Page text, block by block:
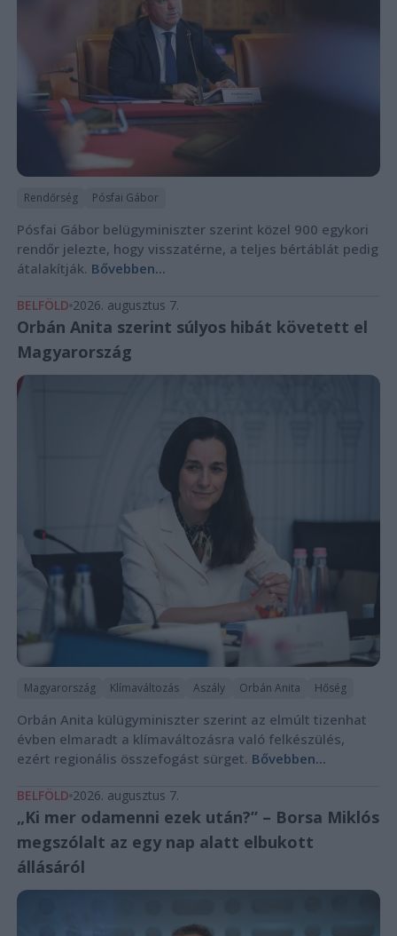
Rendőrség Pósfai Gábor
Pósfai Gábor belügyminiszter szerint közel 900 egykori
rendőr jelezte, hogy visszatérne, a teljes bértáblát pedig
átalakítják. Bővebben...
BELFÖLD 2026. augusztus 7.
Orbán Anita szerint súlyos hibát követett el
Magyarország
Magyarország Klímaváltozás Aszály Orbán Anita Hőség
Orbán Anita külügyminiszter szerint az elmúlt tizenhat
évben elmaradt a klímaváltozásra való felkészülés,
ezért regionális összefogást sürget. Bővebben...
BELFÖLD 2026. augusztus 7.
„Ki mer odamenni ezek után?” – Borsa Miklós
megszólalt az egy nap alatt elbukott
állásáról